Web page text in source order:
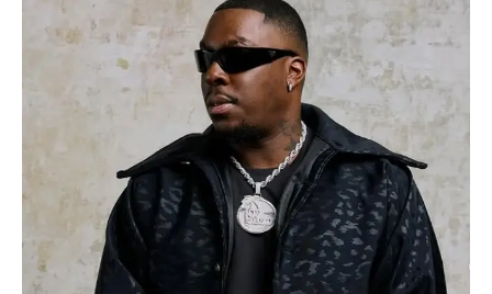
Guyane
Culture
Musique